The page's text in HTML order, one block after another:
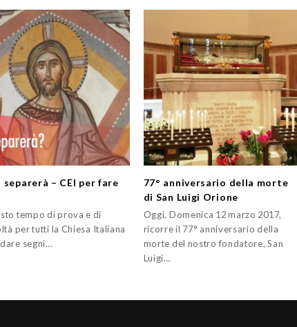
separerà – CEI per fare
tempo di prova e di
per tutti la Chiesa Italiana
segni…
77° anniversario della morte
di San Luigi Orione
Oggi, Domenica 12 marzo 2017,
ricorre il 77° anniversario della
morte del nostro fondatore, San
Luigi…